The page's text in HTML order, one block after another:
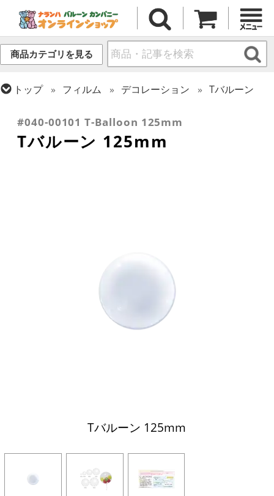
商品カテゴリを見る
トップ フィルム デコレーション
Tバルーン
#040-00101 T-Balloon 125mm
Tバルーン 125mm
Tバルーン 125mm